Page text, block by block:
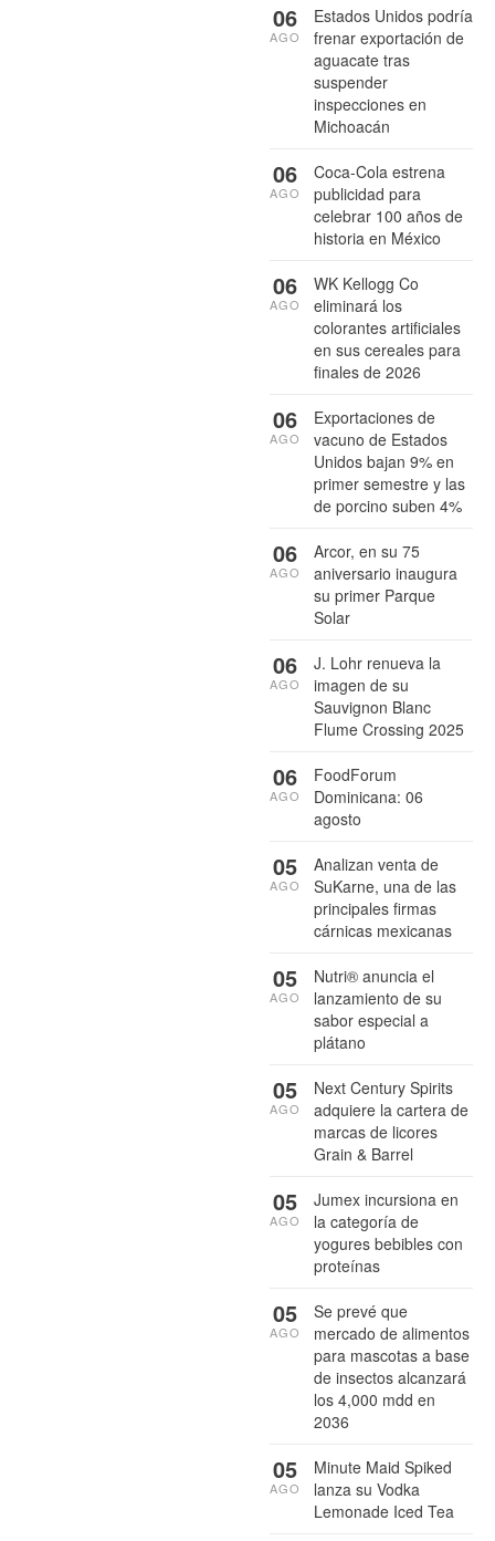
Estados Unidos podría
frenar exportación de
aguacate tras
suspender
inspecciones en
Michoacán
06
AGO
Coca-Cola estrena
publicidad para
celebrar 100 años de
historia en México
06
AGO
WK Kellogg Co
eliminará los
colorantes artificiales
en sus cereales para
finales de 2026
06
AGO
Exportaciones de
vacuno de Estados
Unidos bajan 9% en
primer semestre y las
de porcino suben 4%
06
AGO
Arcor, en su 75
aniversario inaugura
su primer Parque
Solar
06
AGO
J. Lohr renueva la
imagen de su
Sauvignon Blanc
Flume Crossing 2025
06
AGO
FoodForum
Dominicana: 06
agosto
06
AGO
Analizan venta de
SuKarne, una de las
principales firmas
cárnicas mexicanas
05
AGO
Nutri® anuncia el
lanzamiento de su
sabor especial a
plátano
05
AGO
Next Century Spirits
adquiere la cartera de
marcas de licores
Grain & Barrel
05
AGO
Jumex incursiona en
la categoría de
yogures bebibles con
proteínas
05
AGO
Se prevé que
mercado de alimentos
para mascotas a base
de insectos alcanzará
los 4,000 mdd en
2036
05
AGO
Minute Maid Spiked
lanza su Vodka
Lemonade Iced Tea
05
AGO